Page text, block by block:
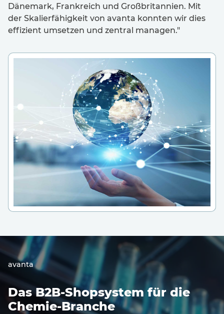
Dänemark, Frankreich und Großbritannien. Mit
der Skalierfähigkeit von avanta konnten wir dies
effizient umsetzen und zentral managen."
avanta
Das B2B-Shopsystem für die
Chemie-Branche